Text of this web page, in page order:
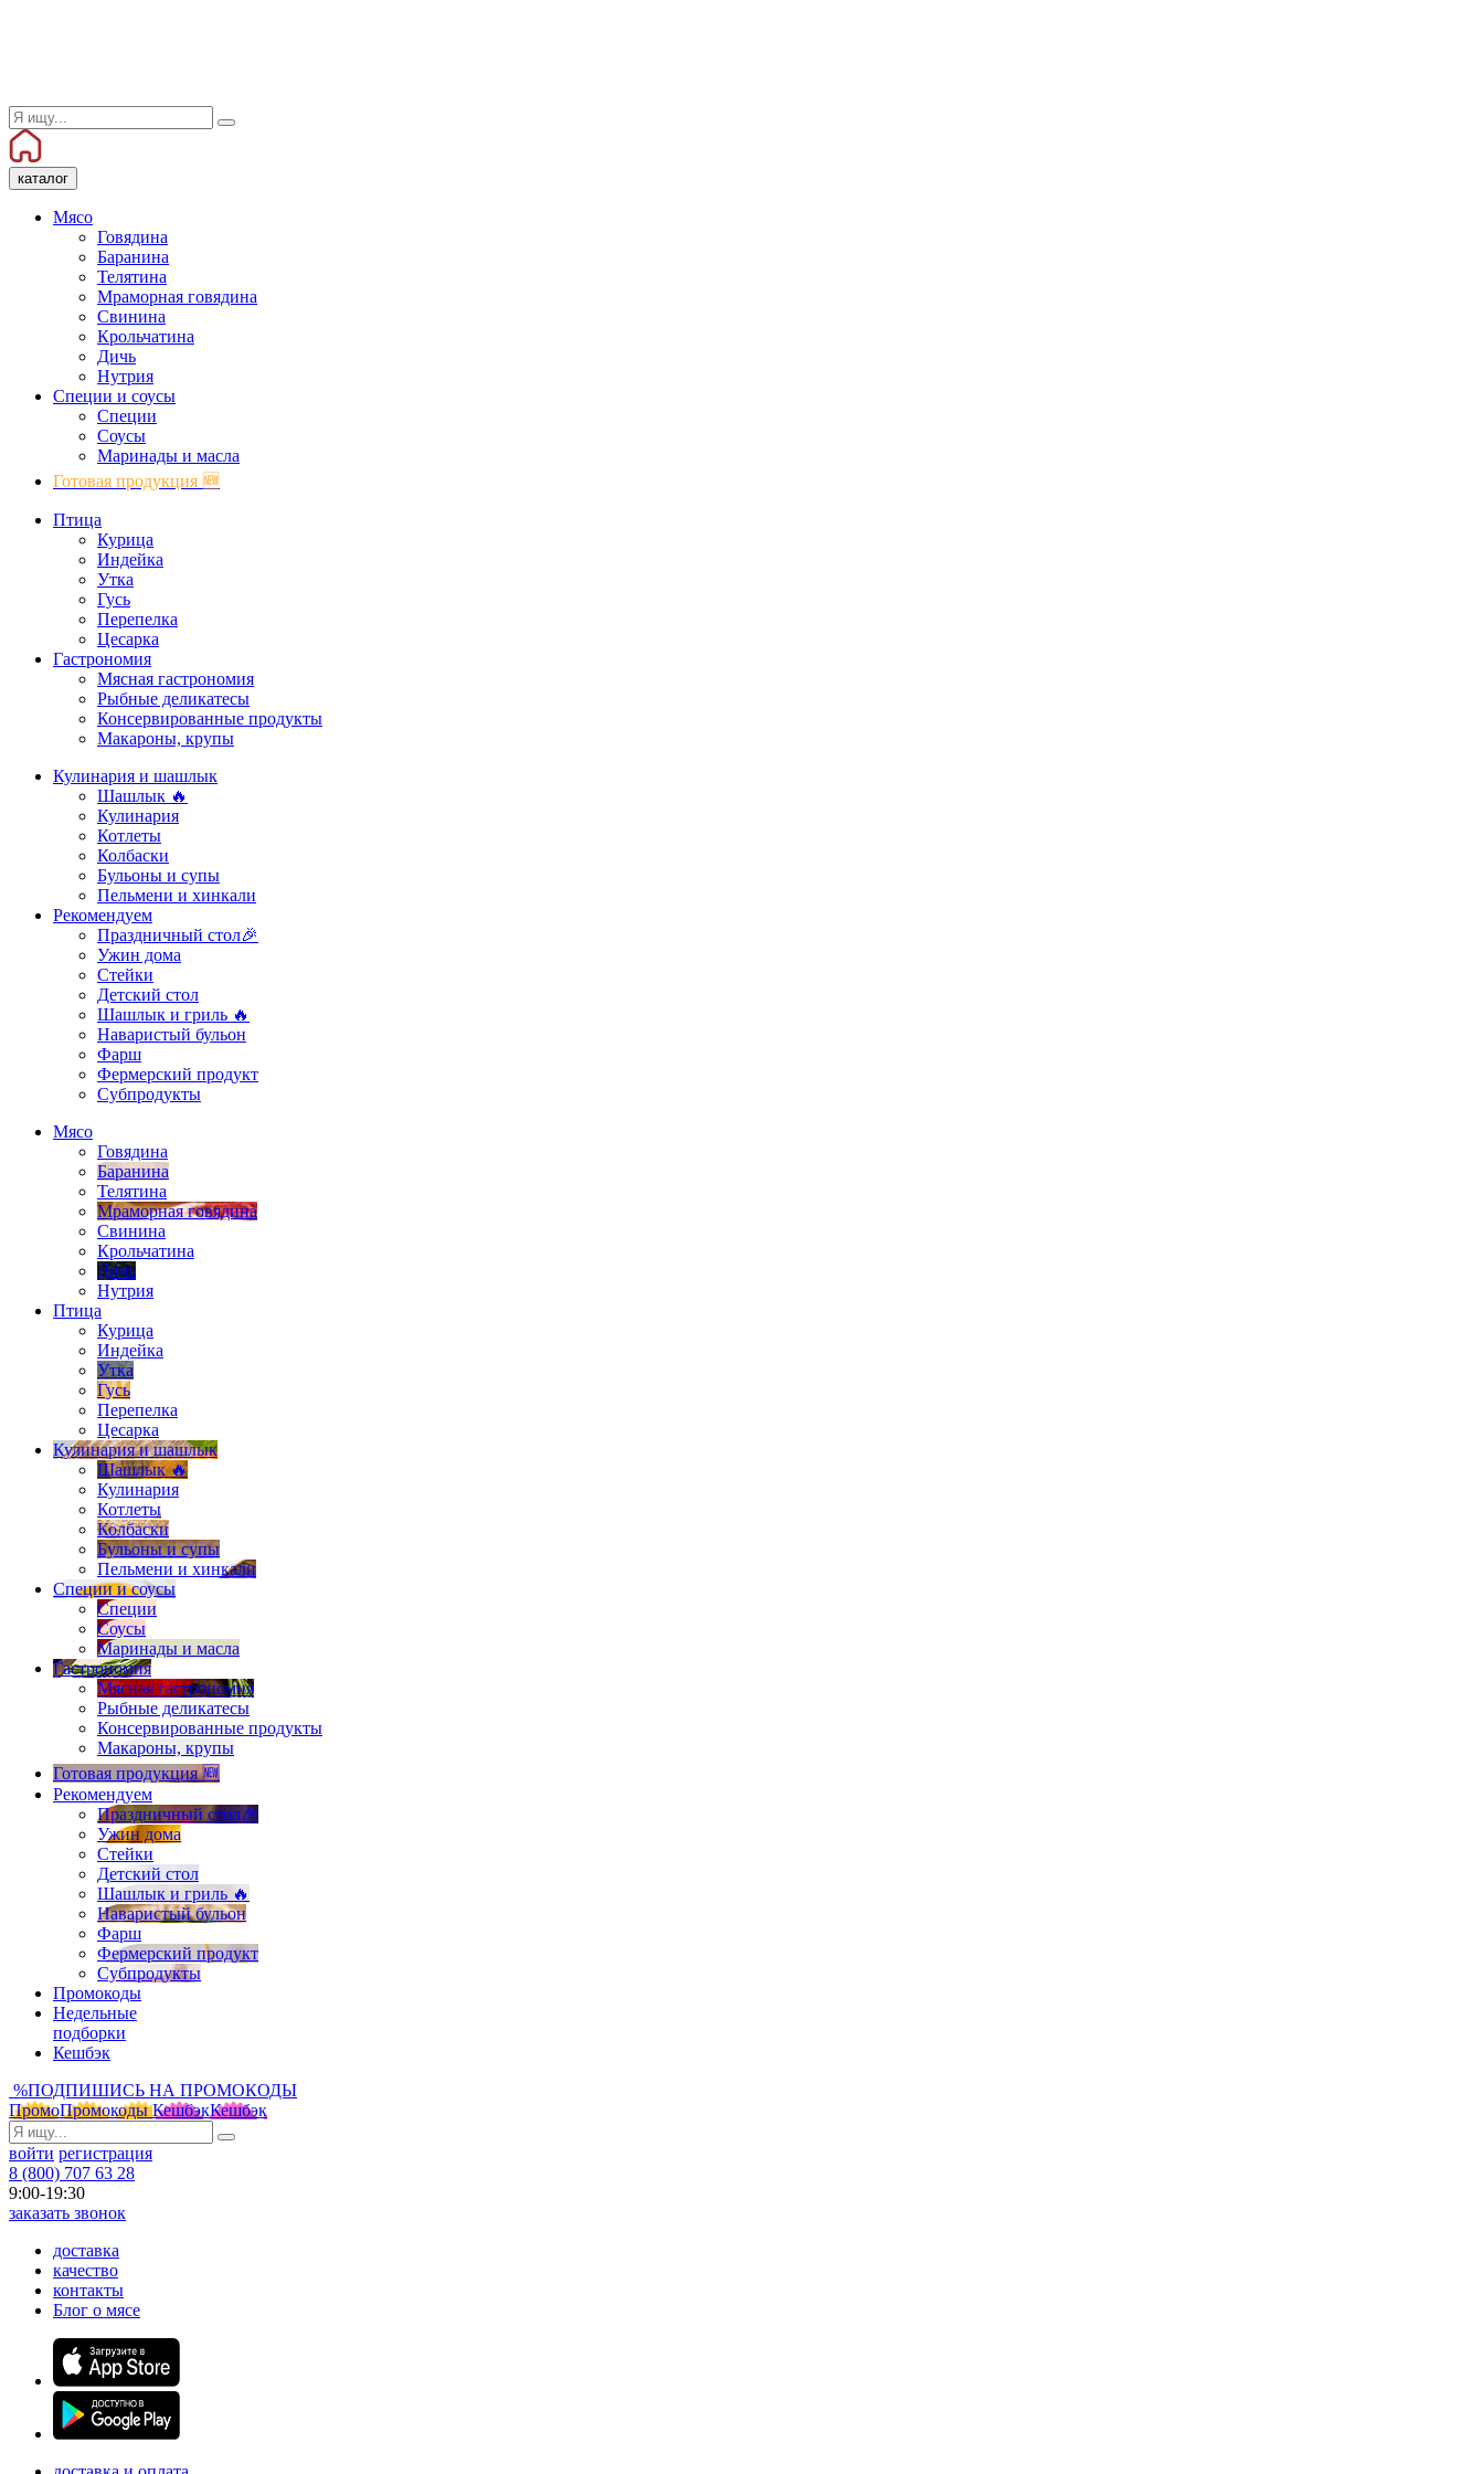
каталог
Мясо
Говядина
Баранина
Телятина
Мраморная говядина
Свинина
Крольчатина
Дичь
Нутрия
Специи и соусы
Специи
Соусы
Маринады и масла
Готовая продукция 🆕
Птица
Курица
Индейка
Утка
Гусь
Перепелка
Цесарка
Гастрономия
Мясная гастрономия
Рыбные деликатесы
Консервированные продукты
Макароны, крупы
Кулинария и шашлык
Шашлык 🔥
Кулинария
Котлеты
Колбаски
Бульоны и супы
Пельмени и хинкали
Рекомендуем
Праздничный стол🎉
Ужин дома
Стейки
Детский стол
Шашлык и гриль 🔥
Наваристый бульон
Фарш
Фермерский продукт
Субпродукты
Мясо
Говядина
Баранина
Телятина
Мраморная говядина
Свинина
Крольчатина
Дичь
Нутрия
Птица
Курица
Индейка
Утка
Гусь
Перепелка
Цесарка
Кулинария и шашлык
Шашлык 🔥
Кулинария
Котлеты
Колбаски
Бульоны и супы
Пельмени и хинкали
Специи и соусы
Специи
Соусы
Маринады и масла
Гастрономия
Мясная гастрономия
Рыбные деликатесы
Консервированные продукты
Макароны, крупы
Готовая продукция 🆕
Рекомендуем
Праздничный стол🎉
Ужин дома
Стейки
Детский стол
Шашлык и гриль 🔥
Наваристый бульон
Фарш
Фермерский продукт
Субпродукты
Промокоды
Недельные
подборки
Кешбэк
%ПОДПИШИСЬ НА ПРОМОКОДЫ
ПромоПромокоды КешбэкКешбэк
войти регистрация
8 (800) 707 63 28
9:00-19:30
заказать звонок
доставка
качество
контакты
Блог о мясе